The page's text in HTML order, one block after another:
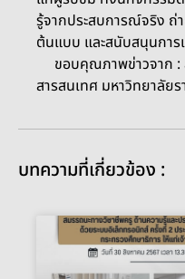
รู้จากประสบการณ์จริง
ต้นแบบ และสนับสนุนกา
ขอบคุณภาพข่าวจาก :
สารสนเทศ มหาวิทยาลัย
บทความที่เกี่ยวข้อง :